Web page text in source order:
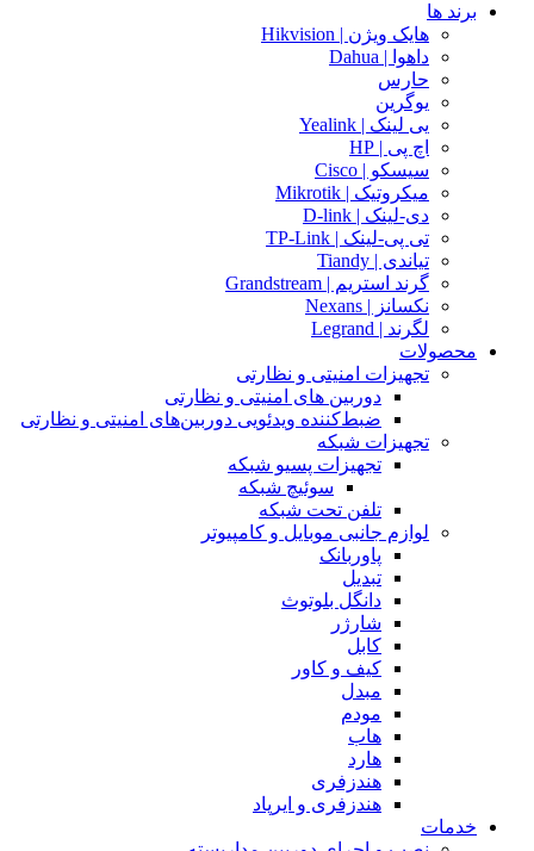
برند ها
هایک ویژن | Hikvision
داهوا | Dahua
حارس
یوگرین
یی لینک | Yealink
اچ پی | HP
سیسکو | Cisco
میکروتیک | Mikrotik
دی-لینک | D-link
تی پی-لینک | TP-Link
تیاندی | Tiandy
گرند استریم | Grandstream
نکسانز | Nexans
لگرند | Legrand
محصولات
تجهیزات امنیتی و نظارتی
دوربین های امنیتی و نظارتی
ضبط‌کننده ویدئویی دوربین‌های امنیتی و نظارتی
تجهیزات شبکه
تجهیزات پسیو شبکه
سوئیچ‌ شبکه
تلفن تحت شبکه
لوازم جانبی موبایل و کامپیوتر
پاوربانک
تبدیل
دانگل بلوتوث
شارژر
کابل
کیف و کاور
مبدل
مودم
هاب
هارد
هندزفری
هندزفری و ایرپاد
خدمات